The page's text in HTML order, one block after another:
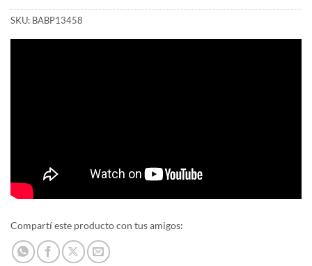
SKU: BABP13458
Compartí este producto con tus amigos: